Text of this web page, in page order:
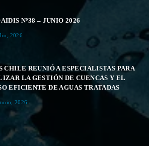
Nº38 – JUNIO 2026
2026
CHILE REUNIÓ A ESPECIALISTAS PARA
LA GESTIÓN DE CUENCAS Y EL
EFICIENTE DE AGUAS TRATADAS
2026